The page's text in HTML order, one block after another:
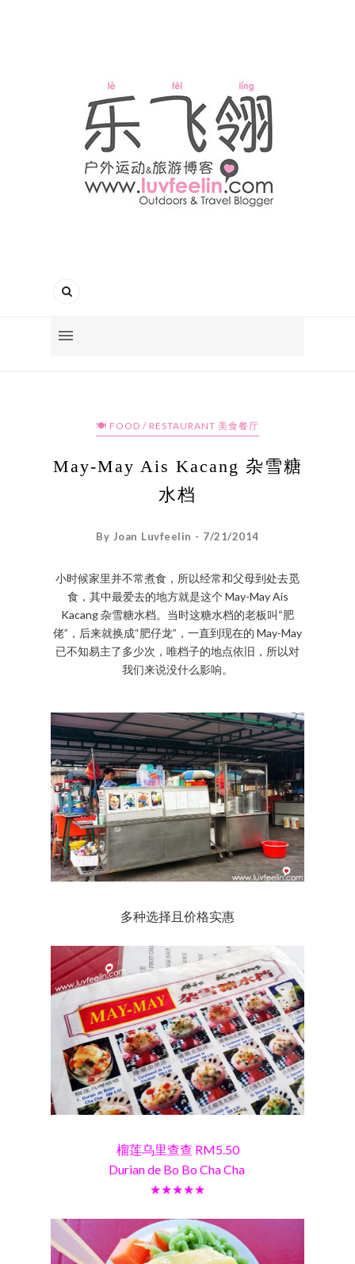
🍽 FOOD / RESTAURANT 美食餐厅
May-May Ais Kacang 杂雪糖
水档
By Joan Luvfeelin - 7/21/2014
小时候家里并不常煮食，所以经常和父母到处去觅
食，其中最爱去的地方就是这个 May-May Ais
Kacang 杂雪糖水档。当时这糖水档的老板叫“肥
佬”，后来就换成“肥仔龙”，一直到现在的 May-May
已不知易主了多少次，唯档子的地点依旧，所以对
我们来说没什么影响。
多种选择且价格实惠
榴莲乌里查查 RM5.50
Durian de Bo Bo Cha Cha
★★★★★